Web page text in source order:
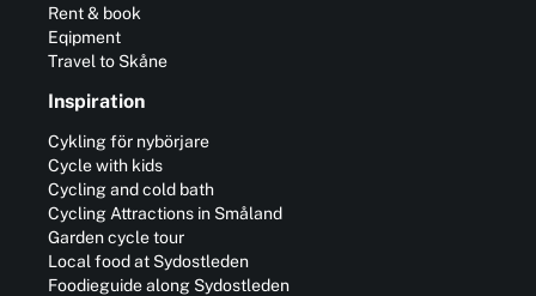
Rent & book
Eqipment
Travel to Skåne
Inspiration
Cykling för nybörjare
Cycle with kids
Cycling and cold bath
Cycling Attractions in Småland
Garden cycle tour
Local food at Sydostleden
Foodieguide along Sydostleden